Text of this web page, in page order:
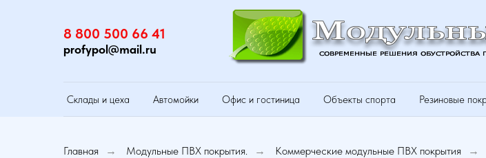
8 800 500 66 41
profypol@mail.ru
Склады и цеха Автомойки Офис и гостиница Объекты спорта Резиновые
Главная → Модульные ПВХ покрытия. → Коммерческие модульные ПВХ покрытия →